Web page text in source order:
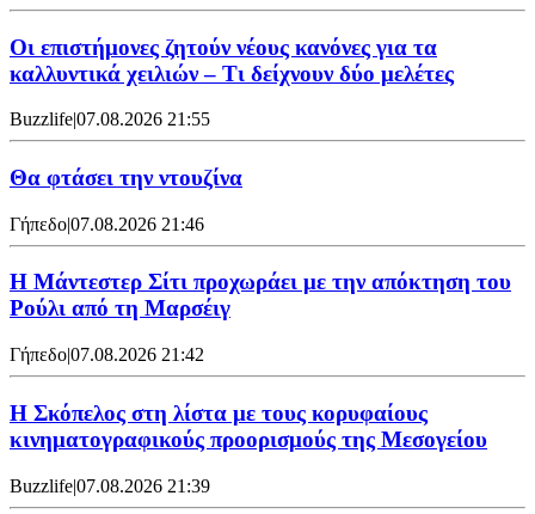
Οι επιστήμονες ζητούν νέους κανόνες για τα
καλλυντικά χειλιών – Τι δείχνουν δύο μελέτες
Buzzlife|07.08.2026 21:55
Θα φτάσει την ντουζίνα
Γήπεδο|07.08.2026 21:46
Η Μάντεστερ Σίτι προχωράει με την απόκτηση του
Ρούλι από τη Μαρσέιγ
Γήπεδο|07.08.2026 21:42
Η Σκόπελος στη λίστα με τους κορυφαίους
κινηματογραφικούς προορισμούς της Μεσογείου
Buzzlife|07.08.2026 21:39